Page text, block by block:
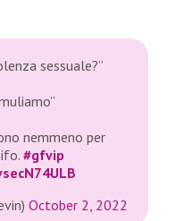
sessuale?”
nemmeno per
#gfvip
October 2, 2022